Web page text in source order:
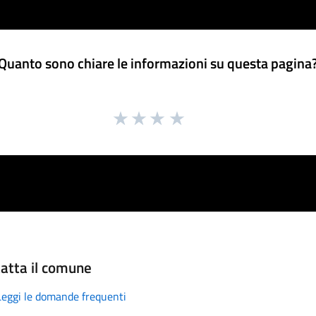
sono chiare le informazioni su questa
il comune
le domande frequenti